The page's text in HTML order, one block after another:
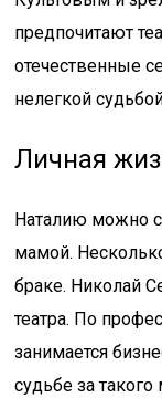
предпочитают
отечественные
нелегкой
Личная
Наталию можно
мамой.
браке. Николай
театра. По
занимается
судьбе за такого